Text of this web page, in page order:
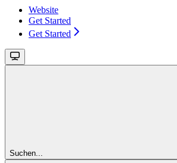
Website
Get Started
Get Started
Suchen...